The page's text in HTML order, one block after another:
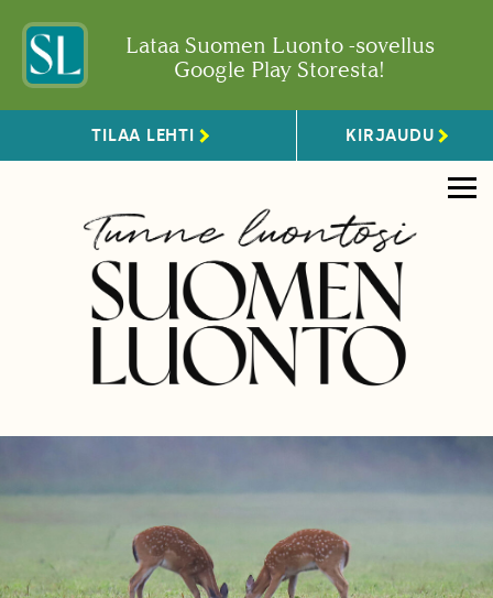
Lataa Suomen Luonto -sovellus
Google Play Storesta!
TILAA LEHTI KIRJAUDU